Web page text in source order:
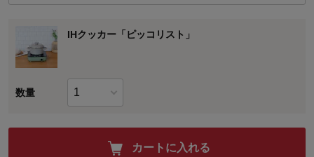
IHクッカー「ピッコリスト」
数量
カートに入れる